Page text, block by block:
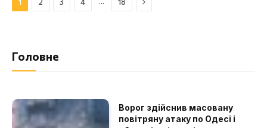
Головне
Ворог здійснив масовану
повітряну атаку по Одесі і